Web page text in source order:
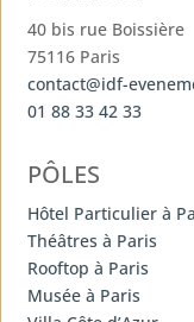
40 bis rue Boissière
75116 Paris
contact@idf-
01 88 33 42 33
PÔLES
Hôtel Particulier à
Théâtres à Paris
Rooftop à Paris
Musée à Paris